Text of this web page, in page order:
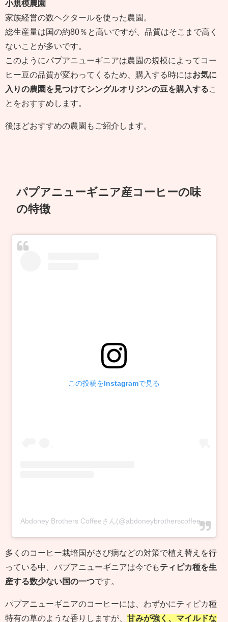
小規模農園
家族経営の数ヘクタールを使った農園。
総生産量は国の約80％と高いですが、品質はそこまで高く
ないことが多いです。
このようにパプアニューギニアは農園の規模によってコー
ヒー豆の品質が変わってくるため、購入する時にはお気に
入りの農園を見つけてシングルオリジンの豆を購入する こ
とをおすすめします。
後ほどおすすめの農園もご紹介します。
パプアニューギニア産コーヒーの味
の特徴
この投稿をInstagramで見る
Abdoney Brothers Coffeeさん(@abdoneybrotherscoffee)がシェアした投稿
多くのコーヒー栽培国がさび病などの対策で植え替えを行
っている中、パプアニューギニアは今でもティピカ種を生
産する数少ない国の一つです。
パプアニューギニアのコーヒーには、わずかにティピカ種
特有の草のような香りしますが、 甘みが強く、マイルドな